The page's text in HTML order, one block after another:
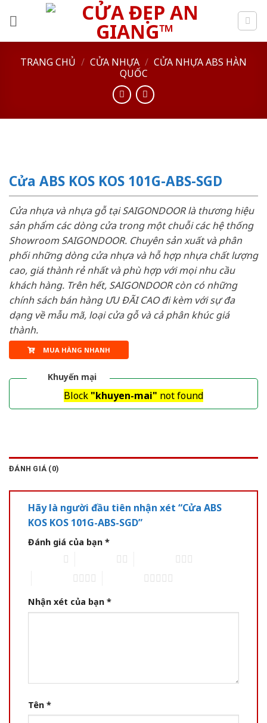
TRANG CHỦ / CỬA NHỰA / CỬA NHỰA ABS HÀN
QUỐC
Cửa ABS KOS KOS 101G-ABS-SGD
Cửa nhựa và nhựa gỗ tại SAIGONDOOR là thương hiệu
sản phẩm các dòng cửa trong một chuỗi các hệ thống
Showroom SAIGONDOOR. Chuyên sản xuất và phân
phối những dòng cửa nhựa và hỗ hợp nhựa chất lượng
cao, giá thành rẻ nhất và phù hợp với mọi nhu cầu
khách hàng. Trên hết, SAIGONDOOR còn có những
chính sách bán hàng ƯU ĐÃI CAO đi kèm với sự đa
dạng về mẫu mã, loại cửa gỗ và cả phân khúc giá
thành.
MUA HÀNG NHANH
Khuyến mại
Block "khuyen-mai" not found
ĐÁNH GIÁ (0)
Hãy là người đầu tiên nhận xét “Cửa ABS
KOS KOS 101G-ABS-SGD”
Đánh giá của bạn *
Nhận xét của bạn *
Tên *